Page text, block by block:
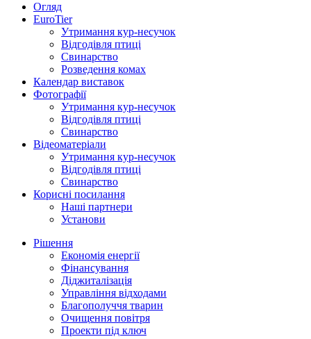
Огляд
EuroTier
Утримання кур-несучок
Відгодівля птиці
Свинарство
Розведення комах
Календар виставок
Фотографії
Утримання кур-несучок
Відгодівля птиці
Свинарство
Відеоматеріали
Утримання кур-несучок
Відгодівля птиці
Свинарство
Корисні посилання
Наші партнери
Установи
Рішення
Економія енергії
Фінансування
Діджиталізація
Управління відходами
Благополуччя тварин
Очищення повітря
Проекти під ключ